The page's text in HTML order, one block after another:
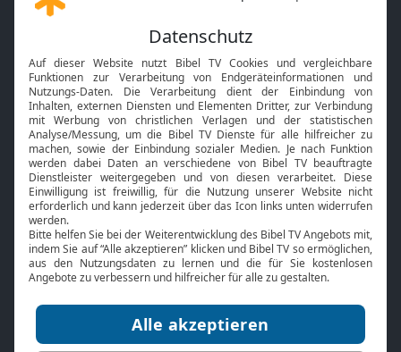
Gott und Bibel erklärt
Neuigkeiten
Mobile App
Smart TV
HbbTV
Bibelthek Online-Bibel
Nächster Gottesdienst
Bibel TV
Über uns
Jobs
Mediadaten
Service
Kontakt
TV-Empfang